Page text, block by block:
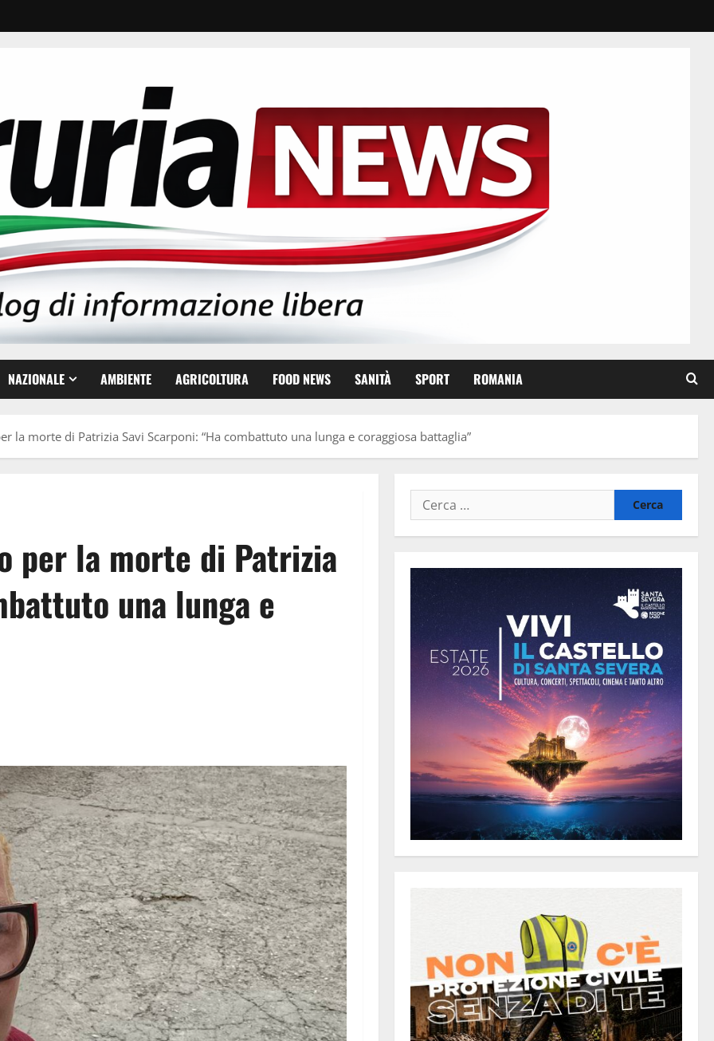
NAZIONALE AMBIENTE AGRICOLTURA FOOD NEWS SANITÀ SPORT ROMANIA
la morte di Patrizia Savi Scarponi: “Ha combattuto una lunga e coraggiosa battaglia”
per la morte di Patrizia
una lunga e
Ricerca
per: